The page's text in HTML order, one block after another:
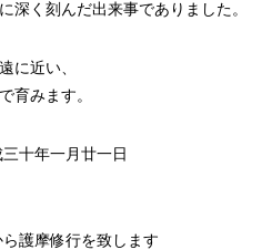
深く刻んだ出来事でありました。
に近い、
育みます。
年一月廿一日
護摩修行を致します